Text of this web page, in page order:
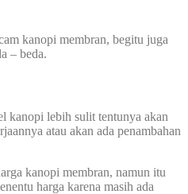
kanopi membran, begitu juga
– beda.
kanopi lebih sulit tentunya akan
atau akan ada penambahan
kanopi membran, namun itu
harga karena masih ada